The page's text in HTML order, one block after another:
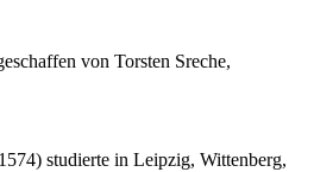
von Torsten Sreche,
studierte in Leipzig, Wittenberg,